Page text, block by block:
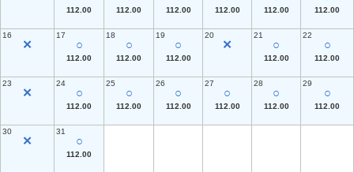
112.00 112.00 112.00 112.00 112.00 112.00
16
✕
17
○
112.00
18
○
112.00
19
○
112.00
20
✕
21
○
112.00
22
○
112.00
23
✕
24
○
112.00
25
○
112.00
26
○
112.00
27
○
112.00
28
○
112.00
29
○
112.00
30
✕
31
○
112.00